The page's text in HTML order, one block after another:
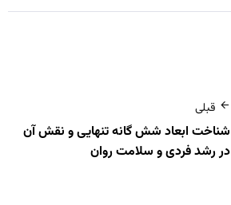
قبلی
شناخت ابعاد شش‌ گانه تنهایی و نقش آن
در رشد فردی و سلامت روان